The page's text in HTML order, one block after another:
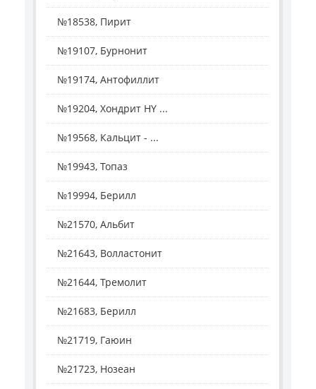
№18538, Пирит
№19107, Бурнонит
№19174, Антофиллит
№19204, Хондрит HY ...
№19568, Кальцит - ...
№19943, Топаз
№19994, Берилл
№21570, Альбит
№21643, Волластонит
№21644, Тремолит
№21683, Берилл
№21719, Гаюин
№21723, Нозеан